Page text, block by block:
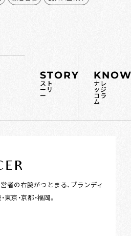
STORY
スト
ーリ
ー
ナレ
ッジ
コラ
ム
者の右腕がつとまる、ブランディ
京・京都・福岡。